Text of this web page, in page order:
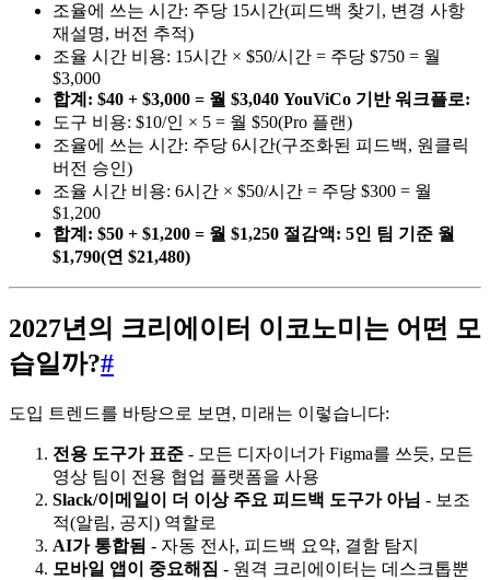
조율에 쓰는 시간: 주당 15시간(피드백 찾기, 변경 사항
재설명, 버전 추적)
조율 시간 비용: 15시간 × $50/시간 = 주당 $750 = 월
$3,000
합계: $40 + $3,000 = 월 $3,040 YouViCo 기반 워크플로:
도구 비용: $10/인 × 5 = 월 $50(Pro 플랜)
조율에 쓰는 시간: 주당 6시간(구조화된 피드백, 원클릭
버전 승인)
조율 시간 비용: 6시간 × $50/시간 = 주당 $300 = 월
$1,200
합계: $50 + $1,200 = 월 $1,250 절감액: 5인 팀 기준 월
$1,790(연 $21,480)
2027년의 크리에이터 이코노미는 어떤 모
습일까?#
도입 트렌드를 바탕으로 보면, 미래는 이렇습니다:
전용 도구가 표준 - 모든 디자이너가 Figma를 쓰듯, 모든
영상 팀이 전용 협업 플랫폼을 사용
Slack/이메일이 더 이상 주요 피드백 도구가 아님 - 보조
적(알림, 공지) 역할로
AI가 통합됨 - 자동 전사, 피드백 요약, 결함 탐지
모바일 앱이 중요해짐 - 원격 크리에이터는 데스크톱뿐